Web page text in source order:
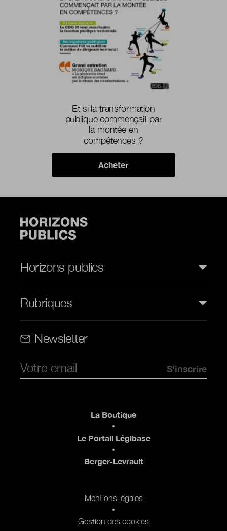
Et si la transformation
publique commençait par
la montée en
compétences ?
Acheter
Horizons publics
Rubriques
Newsletter
La Boutique
Le Portail Légibase
Berger-Levrault
Mentions légales
Gestion des cookies